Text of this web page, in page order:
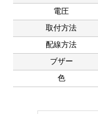
電圧
取付方法
配線方法
ブザー
色